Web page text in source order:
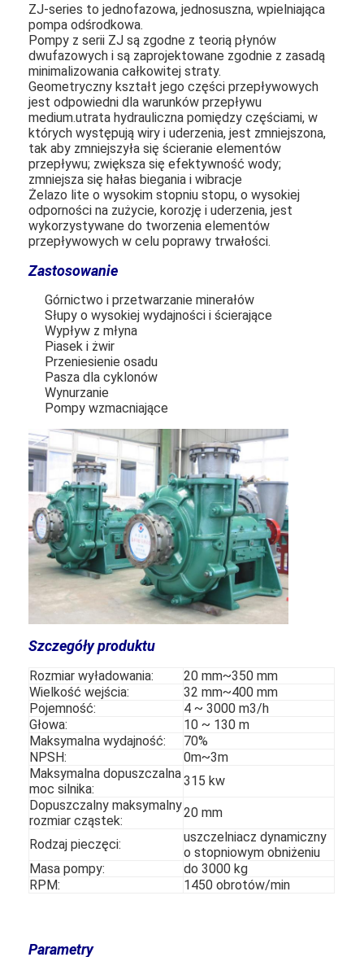
ZJ-series to jednofazowa, jednosuszna, wpielniająca
pompa odśrodkowa.
Pompy z serii ZJ są zgodne z teorią płynów
dwufazowych i są zaprojektowane zgodnie z zasadą
minimalizowania całkowitej straty.
Geometryczny kształt jego części przepływowych
jest odpowiedni dla warunków przepływu
medium.utrata hydrauliczna pomiędzy częściami, w
których występują wiry i uderzenia, jest zmniejszona,
tak aby zmniejszyła się ścieranie elementów
przepływu; zwiększa się efektywność wody;
zmniejsza się hałas biegania i wibracje
Żelazo lite o wysokim stopniu stopu, o wysokiej
odporności na zużycie, korozję i uderzenia, jest
wykorzystywane do tworzenia elementów
przepływowych w celu poprawy trwałości.
Zastosowanie
Górnictwo i przetwarzanie minerałów
Słupy o wysokiej wydajności i ścierające
Wypływ z młyna
Piasek i żwir
Przeniesienie osadu
Pasza dla cyklonów
Wynurzanie
Pompy wzmacniające
Szczegóły produktu
Rozmiar wyładowania:
20 mm~350 mm
Wielkość wejścia:
32 mm~400 mm
Pojemność:
4 ~ 3000 m3/h
Głowa:
10 ~ 130 m
Maksymalna wydajność:
70%
NPSH:
0m~3m
Maksymalna dopuszczalna
moc silnika:
315 kw
Dopuszczalny maksymalny
rozmiar cząstek:
20 mm
Rodzaj pieczęci:
uszczelniacz dynamiczny
o stopniowym obniżeniu
Masa pompy:
do 3000 kg
RPM:
1450 obrotów/min
Parametry